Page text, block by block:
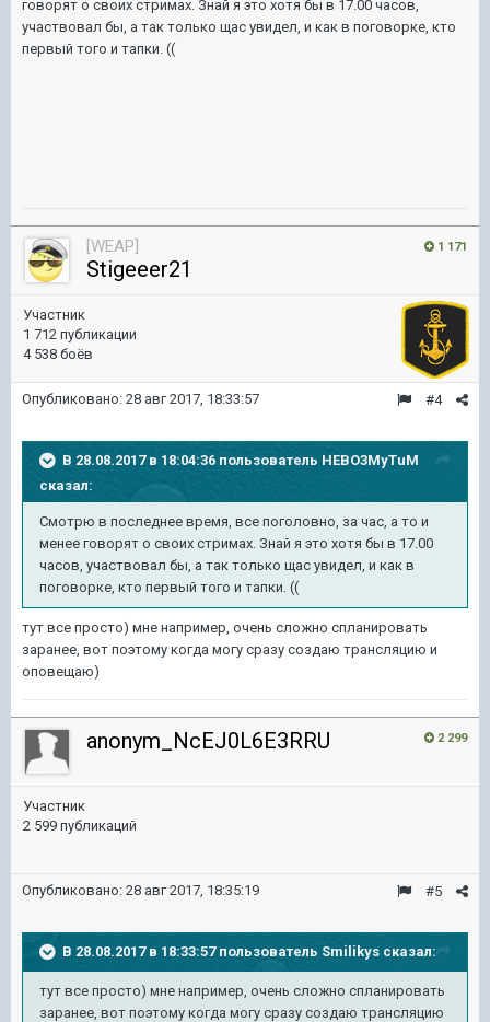
говорят о своих стримах. Знай я это хотя бы в 17.00 часов,
участвовал бы, а так только щас увидел, и как в поговорке, кто
первый того и тапки. ((
1 171
[WEAP]
Stigeeer21
Участник
1 712 публикации
4 538 боёв
#4
Опубликовано: 28 авг 2017, 18:33:57
В 28.08.2017 в 18:04:36 пользователь HEBO3MyTuM
сказал:
Смотрю в последнее время, все поголовно, за час, а то и
менее говорят о своих стримах. Знай я это хотя бы в 17.00
часов, участвовал бы, а так только щас увидел, и как в
поговорке, кто первый того и тапки. ((
тут все просто) мне например, очень сложно спланировать
заранее, вот поэтому когда могу сразу создаю трансляцию и
оповещаю)
2 299
anonym_NcEJ0L6E3RRU
Участник
2 599 публикаций
#5
Опубликовано: 28 авг 2017, 18:35:19
В 28.08.2017 в 18:33:57 пользователь Smilikys сказал:
тут все просто) мне например, очень сложно спланировать
заранее, вот поэтому когда могу сразу создаю трансляцию